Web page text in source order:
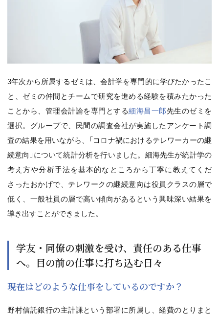
3年次から所属するゼミは、会計学を専門的に学びたかったこ
と、ゼミの仲間とチームで研究を進める経験を積みたかった
ことから、管理会計論を専門とする細海昌一郎先生のゼミを
選択。グループで、民間の調査会社が実施したアンケート調
査の結果を用いながら、「コロナ禍におけるテレワーカーの継
続意向」について統計分析を行いました。細海先生が統計学の
考え方や分析手法を基本的なところから丁寧に教えてくだ
さったおかげで、テレワークの継続意向は役員クラスの層で
低く、一般社員の層で高い傾向があるという興味深い結果を
導き出すことができました。
学友・同僚の刺激を受け、責任のある仕事
へ。目の前の仕事に打ち込む日々
――現在はどのような仕事をしているのですか？
野村信託銀行の主計課という部署に所属し、経費のとりまと